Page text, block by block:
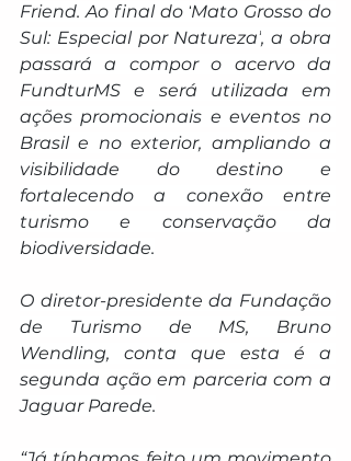
Friend. Ao final do ‘Mato Grosso do
Sul: Especial por Natureza’, a obra
passará a compor o acervo da
FundturMS e será utilizada em
ações promocionais e eventos no
Brasil e no exterior, ampliando a
visibilidade do destino e
fortalecendo a conexão entre
turismo e conservação da
biodiversidade.
O diretor-presidente da Fundação
de Turismo de MS, Bruno
Wendling, conta que esta é a
segunda ação em parceria com a
Jaguar Parede.